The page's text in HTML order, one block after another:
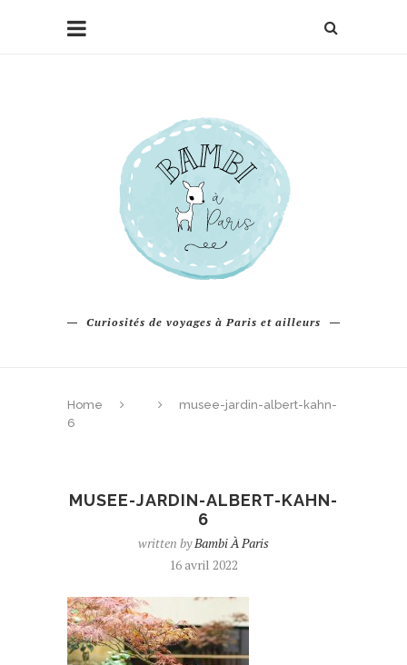
Curiosités de voyages à Paris et ailleurs
Home
musee-jardin-albert-kahn-
6
MUSEE-JARDIN-ALBERT-KAHN-
6
written byBambi À Paris
16 avril 2022